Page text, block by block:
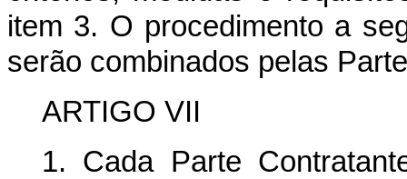
item 3. O procedimento a
serão combinados pelas
ARTIGO VII
1. Cada Parte